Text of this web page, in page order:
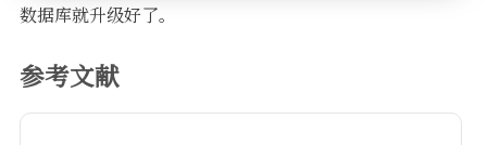
数据库就升级好了。
参考文献